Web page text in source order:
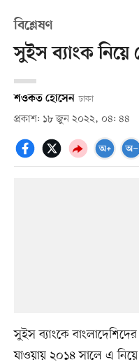
বিশ্লেষণ
সুইস ব্যাংক
শওকত হোসেন ঢাকা
প্রকাশ: ১৮ জুন ২০২২, ০৪: ৪৪
সুইস ব্যাংকে
যাওয়ায় ২০১৪ সালে এ